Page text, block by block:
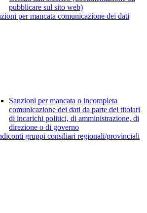
pubblicare sul sito web)
per mancata comunicazione dei dati
Sanzioni per mancata o incompleta
comunicazione dei dati da parte dei titolari
di incarichi politici, di amministrazione, di
direzione o di governo
gruppi consiliari regionali/provinciali